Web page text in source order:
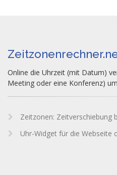
Online die Uhrzeit (mit Datum)
Meeting oder eine Konferenz)
Zeitzonen: Zeitverschiebung
Uhr-Widget für die Webseite